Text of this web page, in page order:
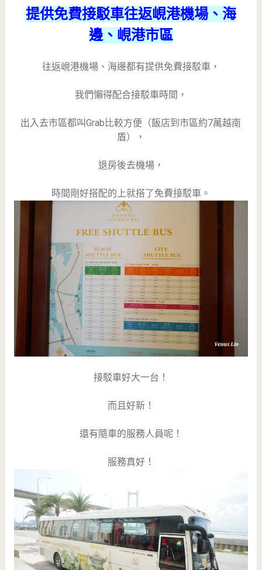
提供免費接駁車往返峴港機場、海
邊、峴港市區
往返峴港機場、海邊都有提供免費接駁車，
我們懶得配合接駁車時間，
出入去市區都叫Grab比較方便（飯店到市區約7萬越南
盾），
退房後去機場，
時間剛好搭配的上就搭了免費接駁車。
接駁車好大一台！
而且好新！
還有隨車的服務人員呢！
服務真好！